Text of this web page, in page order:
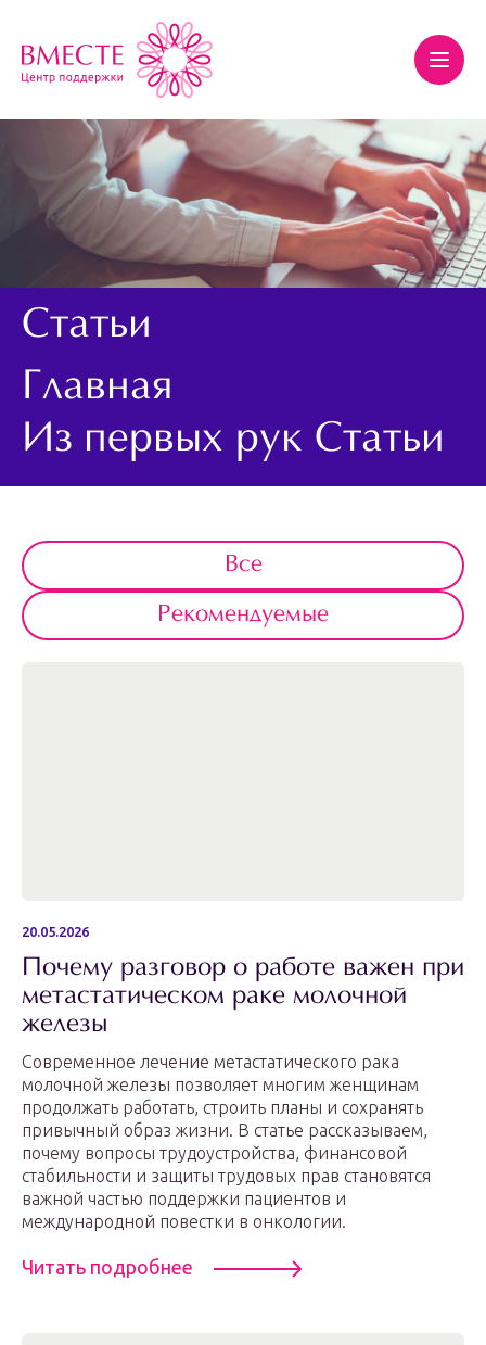
Статьи
Главная
Из первых рук Статьи
Все
Рекомендуемые
20.05.2026
Почему разговор о работе важен при
метастатическом раке молочной
железы
Современное лечение метастатического рака
молочной железы позволяет многим женщинам
продолжать работать, строить планы и сохранять
привычный образ жизни. В статье рассказываем,
почему вопросы трудоустройства, финансовой
стабильности и защиты трудовых прав становятся
важной частью поддержки пациентов и
международной повестки в онкологии.
Читать подробнее